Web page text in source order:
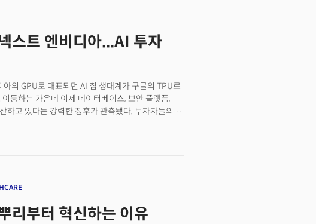
스트 엔비디아...AI 투자
의 GPU로 대표되던 AI 칩 생태계가 구글의 TPU로
동하는 가운데 이제 데이터베이스, 보안 플랫폼,
하고 있다는 강력한 징후가 관측됐다. 투자자들의
의 실적이었다. 두 기업의 공통점은 GPU를 만들지
로, 훈련(Training)에서 운영(Operation)으로
리부터 혁신하는 이유